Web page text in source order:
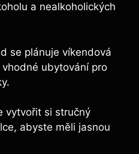
a nealkoholických
se plánuje víkendová
ubytování pro
vytvořit si stručný
abyste měli jasnou